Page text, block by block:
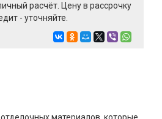
расчёт. Цену в рассрочку
- уточняйте.